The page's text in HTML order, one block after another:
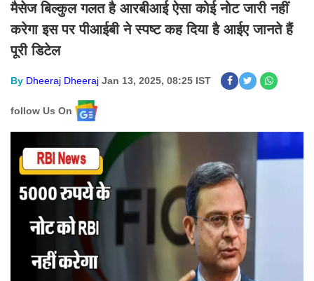
मैसेज बिल्कुल गलत है आरबीआई ऐसा कोई नोट जारी नहीं
करेगा इस पर पीआईबी ने स्पष्ट कह दिया है आईए जानते हैं
पूरी डिटेल
By Dheeraj Dheeraj Jan 13, 2025, 08:25 IST
follow Us On